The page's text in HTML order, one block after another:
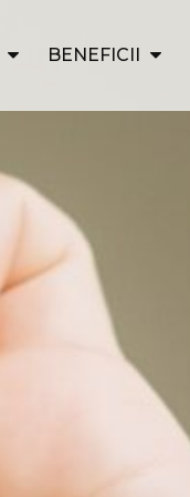
BENEFICII